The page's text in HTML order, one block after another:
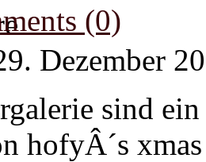
(0)
Dezember
sind
hofyÂ´s